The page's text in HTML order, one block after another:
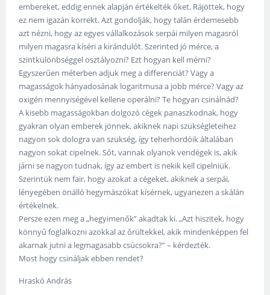
embereket, eddig ennek alapján értékelték őket. Rájöttek, hogy
ez nem igazán korrekt. Azt gondolják, hogy talán érdemesebb
azt nézni, hogy az egyes vállalkozások serpái milyen magasról
milyen magasra kíséri a kirándulót. Szerinted jó mérce, a
szintkülönbséggel osztályozni? Ezt hogyan kell mérni?
Egyszerűen méterben adjuk meg a differenciát? Vagy a
magasságok hányadosának logaritmusa a jobb mérce? Vagy az
oxigén mennyiségével kellene operálni? Te hogyan csinálnád?
A kisebb magasságokban dolgozó cégek panaszkodnak, hogy
gyakran olyan emberek jönnek, akiknek napi szükségleteihez
nagyon sok dologra van szükség, így teherhordóik általában
nagyon sokat cipelnek. Sőt, vannak olyanok vendégek is, akik
járni se nagyon tudnak, így az embert is nekik kell cipelniük.
Szerintük nem fair, hogy azokat a cégeket, akiknek a serpái,
lényegében önálló hegymászókat kísérnek, ugyanezen a skálán
értékelnek.
Persze ezen meg a „hegyimenők” akadtak ki. „Azt hiszitek, hogy
könnyű foglalkozni azokkal az őrültekkel, akik mindenképpen fel
akarnak jutni a legmagasabb csúcsokra?” – kérdezték.
Most hogy csináljak ebben rendet?
Hraskó András